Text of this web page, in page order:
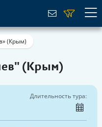
(Крым)
(Крым)
Длительность тура: